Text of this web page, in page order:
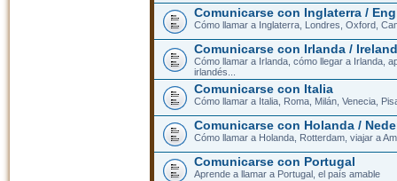
Comunicarse con Inglaterra /
Cómo llamar a Inglaterra, Londres, Oxford,
Comunicarse con Irlanda / Ireland
Cómo llamar a Irlanda, cómo llegar a Irlanda,
irlandés...
Comunicarse con Italia
Cómo llamar a Italia, Roma, Milán, Venecia,
Comunicarse con Holanda /
Cómo llamar a Holanda, Rotterdam, viajar a
Comunicarse con Portugal
Aprende a llamar a Portugal, el país amable